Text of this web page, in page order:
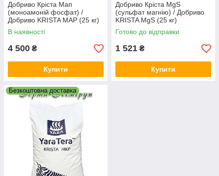
Добриво Кріста Мап
(моноамоній фосфат) /
Добриво KRISTA MAP (25 кг)
В наявності
4 500 ₴
Купити
Добриво Кріста MgS
(сульфат магнію) / Добриво
KRISTA MgS (25 кг)
Готово до відправки
1 521 ₴
Купити
Безкоштовна доставка